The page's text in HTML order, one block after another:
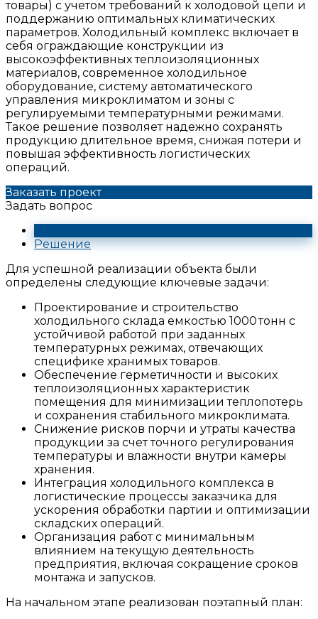
товары) с учетом требований к холодовой цепи и
поддержанию оптимальных климатических
параметров. Холодильный комплекс включает в
себя ограждающие конструкции из
высокоэффективных теплоизоляционных
материалов, современное холодильное
оборудование, систему автоматического
управления микроклиматом и зоны с
регулируемыми температурными режимами.
Такое решение позволяет надежно сохранять
продукцию длительное время, снижая потери и
повышая эффективность логистических
операций.
Заказать проект
Задать вопрос
Решение
Для успешной реализации объекта были
определены следующие ключевые задачи:
Проектирование и строительство
холодильного склада емкостью 1000 тонн с
устойчивой работой при заданных
температурных режимах, отвечающих
специфике хранимых товаров.
Обеспечение герметичности и высоких
теплоизоляционных характеристик
помещения для минимизации теплопотерь
и сохранения стабильного микроклимата.
Снижение рисков порчи и утраты качества
продукции за счет точного регулирования
температуры и влажности внутри камеры
хранения.
Интеграция холодильного комплекса в
логистические процессы заказчика для
ускорения обработки партии и оптимизации
складских операций.
Организация работ с минимальным
влиянием на текущую деятельность
предприятия, включая сокращение сроков
монтажа и запусков.
На начальном этапе реализован поэтапный план: